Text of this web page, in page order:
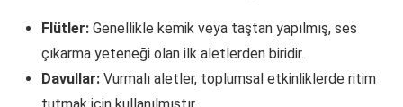
Flütler: Genellikle kemik veya taştan yapılmış, ses
çıkarma yeteneği olan ilk aletlerden biridir.
Davullar: Vurmalı aletler, toplumsal etkinliklerde ritim